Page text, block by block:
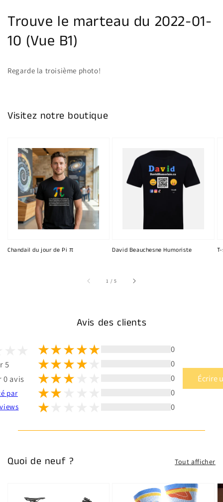
Trouve le marteau du 2022-01-
10 (Vue B1)
Regarde la troisième photo!
Visitez notre boutique
Chandail du jour de Pi π David Beauchesne Humoriste
1 /sur
5
Avis des clients
5
0 avis
par
0
0
0
0
0
Écrire
Quoi de neuf ? Tout afficher